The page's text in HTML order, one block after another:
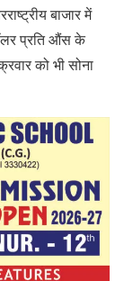
बाजार में
प्रति औंस के
को भी सोना